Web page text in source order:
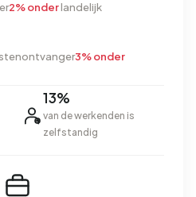
2% onderlandelijk
3% onder
13%
van de werkenden is
zelfstandig